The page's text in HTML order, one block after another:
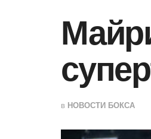
в НОВОСТИ БОКСА